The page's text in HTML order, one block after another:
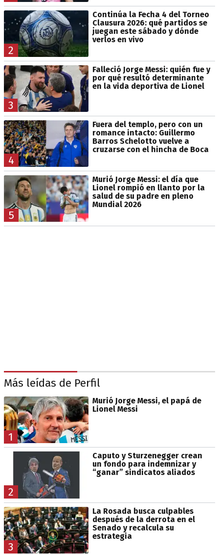
2
Continúa la Fecha 4 del Torneo
Clausura 2026: qué partidos se
juegan este sábado y dónde
verlos en vivo
3
Falleció Jorge Messi: quién fue y
por qué resultó determinante
en la vida deportiva de Lionel
4
Fuera del templo, pero con un
romance intacto: Guillermo
Barros Schelotto vuelve a
cruzarse con el hincha de Boca
5
Murió Jorge Messi: el día que
Lionel rompió en llanto por la
salud de su padre en pleno
Mundial 2026
Más leídas de Perfil
1
Murió Jorge Messi, el papá de
Lionel Messi
2
Caputo y Sturzenegger crean
un fondo para indemnizar y
“ganar” sindicatos aliados
3
La Rosada busca culpables
después de la derrota en el
Senado y recalcula su
estrategia